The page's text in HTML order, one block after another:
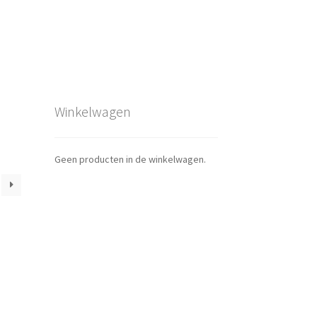
Winkelwagen
Geen producten in de winkelwagen.